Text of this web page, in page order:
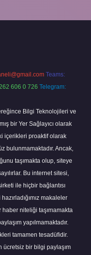
Teams:
606 0 726 Telegram:
Bilgi Teknolojileri ve
bir Yer Sağlayıcı olarak
içerikleri proaktif olarak
bulunmamaktadır. Ancak,
taşımakta olup, siteye
Bu internet sitesi,
ile hiçbir bağlantısı
makaleler
haber niteliği taşımamakta
yapılmamaktadır.
tamamen tesadüfidir.
ücretsiz bir bilgi paylaşım